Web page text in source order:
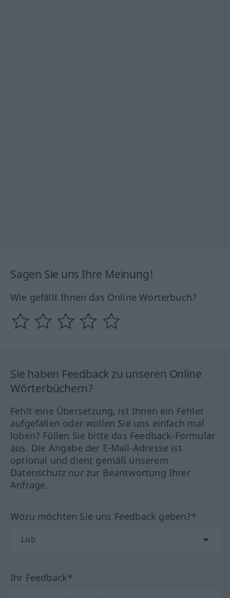
Sagen Sie uns Ihre Meinung!
Wie gefällt Ihnen das Online Wörterbuch?
Sie haben Feedback zu unseren Online
Wörterbüchern?
Fehlt eine Übersetzung, ist Ihnen ein Fehler
aufgefallen oder wollen Sie uns einfach mal
loben? Füllen Sie bitte das Feedback-Formular
aus. Die Angabe der E-Mail-Adresse ist
optional und dient gemäß unserem
Datenschutz nur zur Beantwortung Ihrer
Anfrage.
Wozu möchten Sie uns Feedback geben?*
Ihr Feedback*